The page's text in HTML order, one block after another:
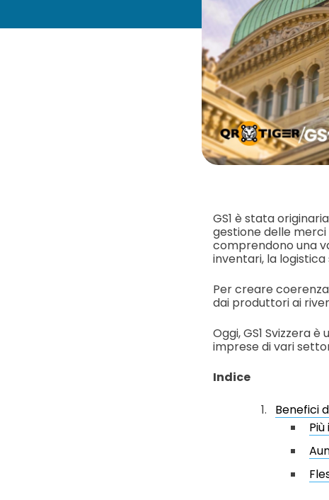
GS1 è stata
gestione delle merci
comprendono una
inventari, la
Per creare
dai produttori ai
Oggi, GS1 Svizzera
imprese di vari
Indice
Benefici